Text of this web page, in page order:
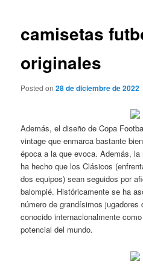
camisetas
originales
Posted on28 de diciembre de 2022
Además, el diseño de Copa
vintage que enmarca bastante
época a la que evoca. Además,
ha hecho que los Clásicos
dos equipos) sean seguidos por
balompié. Históricamente se ha
número de grandísimos
conocido internacionalmente
potencial del mundo.